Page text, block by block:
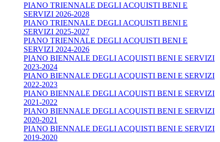
PIANO TRIENNALE DEGLI ACQUISTI BENI E
SERVIZI 2026-2028
PIANO TRIENNALE DEGLI ACQUISTI BENI E
SERVIZI 2025-2027
PIANO TRIENNALE DEGLI ACQUISTI BENI E
SERVIZI 2024-2026
PIANO BIENNALE DEGLI ACQUISTI BENI E SERVIZI
2023-2024
PIANO BIENNALE DEGLI ACQUISTI BENI E SERVIZI
2022-2023
PIANO BIENNALE DEGLI ACQUISTI BENI E SERVIZI
2021-2022
PIANO BIENNALE DEGLI ACQUISTI BENI E SERVIZI
2020-2021
PIANO BIENNALE DEGLI ACQUISTI BENI E SERVIZI
2019-2020